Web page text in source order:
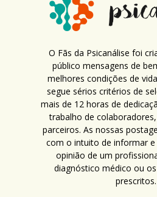
O Fãs da Psicanálise foi
público mensagens de
melhores condições de
segue sérios critérios de
mais de 12 horas de
trabalho de
parceiros. As nossas
com o intuito de informar
opinião de um
diagnóstico médico ou
prescritos.